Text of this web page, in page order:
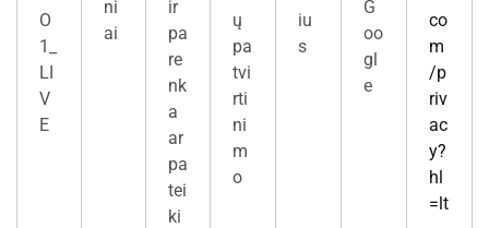
O
1_
LI
V
E
ni
ai
ir
pa
re
nk
a
ar
pa
tei
ki
ų
pa
tvi
rti
ni
m
o
iu
s
G
oo
gl
e
co
m
/p
riv
ac
y?
hl
=lt